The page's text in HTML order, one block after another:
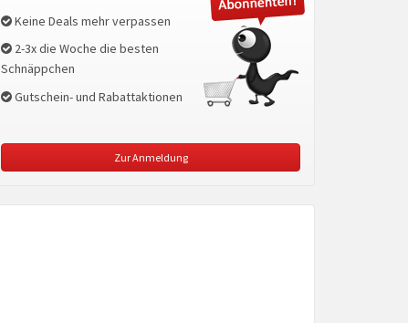
Keine Deals mehr verpassen
2-3x die Woche die besten
Schnäppchen
Gutschein- und Rabattaktionen
Zur Anmeldung